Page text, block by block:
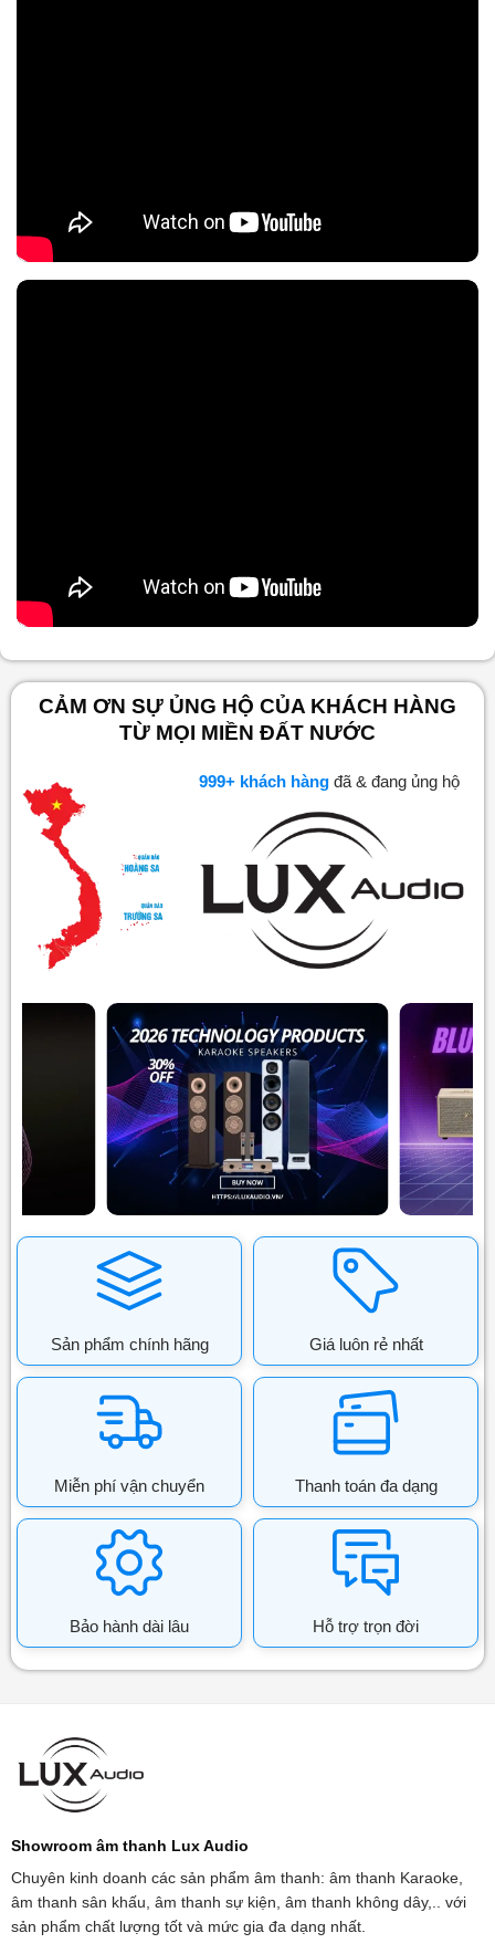
CẢM ƠN SỰ ỦNG HỘ CỦA KHÁCH HÀNG
TỪ MỌI MIỀN ĐẤT NƯỚC
1,000+ khách hàngđã & đang ủng hộ
Sản phẩm chính hãng Giá luôn rẻ nhất
Miễn phí vận chuyển Thanh toán đa dạng
Bảo hành dài lâu Hỗ trợ trọn đời
Showroom âm thanh Lux Audio
Chuyên kinh doanh các sản phẩm âm thanh: âm thanh Karaoke,
âm thanh sân khấu, âm thanh sự kiện, âm thanh không dây,.. với
sản phẩm chất lượng tốt và mức gia đa dạng nhất.